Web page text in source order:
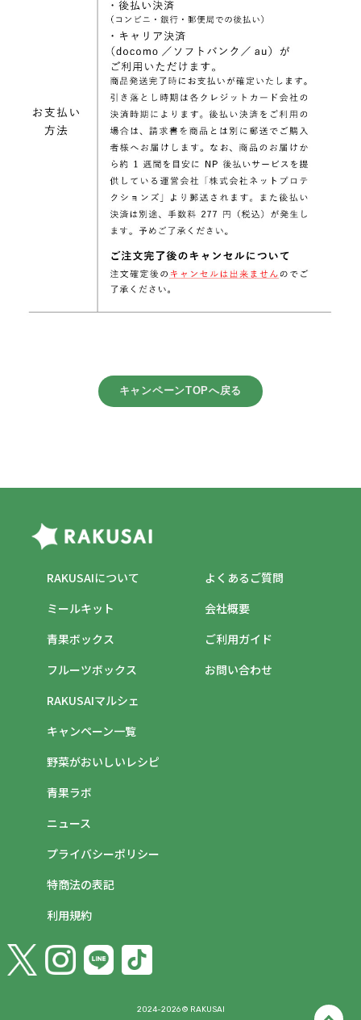
キャンペーンTOPへ戻る
RAKUSAIについて
ミールキット
青果ボックス
フルーツボックス
RAKUSAIマルシェ
キャンペーン一覧
野菜がおいしいレシピ
青果ラボ
ニュース
プライバシーポリシー
特商法の表記
利用規約
よくあるご質問
ご利用ガイド
会社概要
お問い合わせ
2024-2026 © RAKUSAI